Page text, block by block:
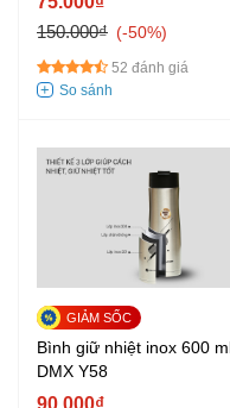
150.000₫
-50%
52 đánh giá
Bình giữ nhiệt inox 600
DMX Y58